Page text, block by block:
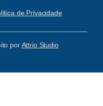
de Privacidade
porAttrio Studio